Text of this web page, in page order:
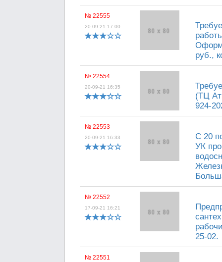
№ 22555
20-09-21 17:00
руб.,
№ 22554
20-09-21 16:35
(ТЦ
924-
№ 22553
20-09-21 16:33
С 20
УК
№ 22552
17-09-21 16:21
25-02.
№ 22551